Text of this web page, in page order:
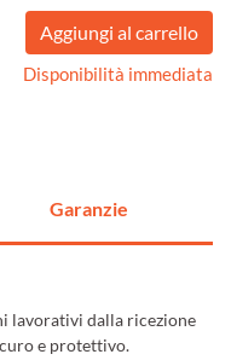
Disponibilità immediata
Garanzie
lavorativi dalla ricezione
e protettivo.